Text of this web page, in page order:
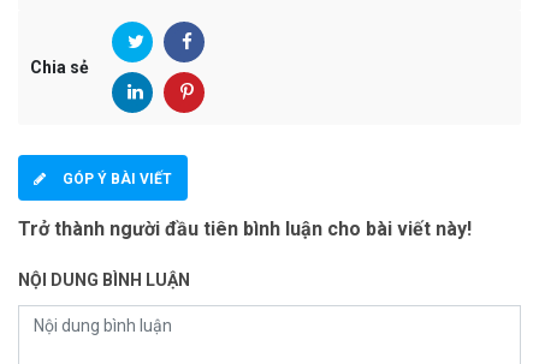
Chia sẻ
GÓP Ý BÀI VIẾT
Trở thành người đầu tiên bình luận cho bài viết này!
NỘI DUNG BÌNH LUẬN